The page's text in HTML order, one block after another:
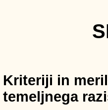
Kriteriji in
temeljnega